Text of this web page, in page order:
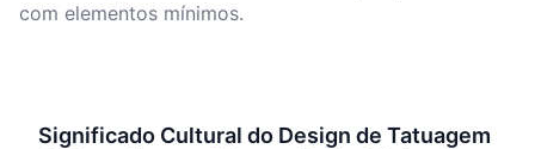
com elementos mínimos.
Significado Cultural do Design de Tatuagem